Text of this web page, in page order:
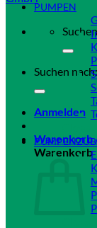
Suchen nach:
Anmelden
Warenkorb
Warenkorb
PUMPEN